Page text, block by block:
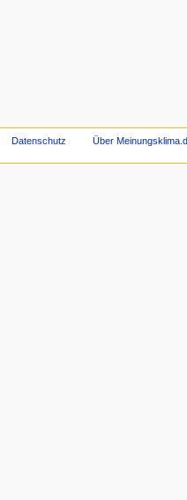
Datenschutz Über